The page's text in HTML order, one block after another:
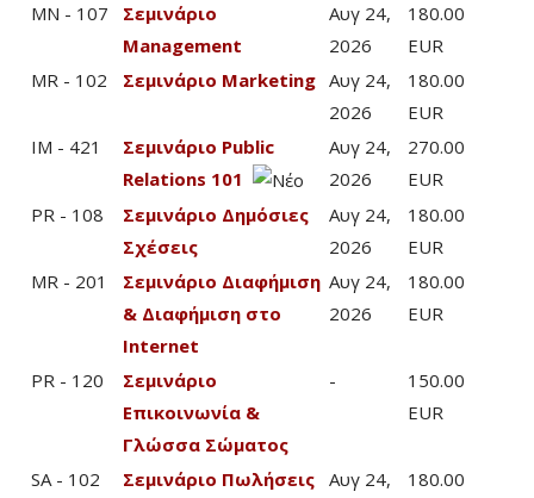
MN - 107
Σεμινάριο
Management
Αυγ 24,
2026
180.00
EUR
MR - 102
Σεμινάριο Marketing Αυγ 24,
2026
180.00
EUR
IM - 421
Σεμινάριο Public
Relations 101
Αυγ 24,
2026
270.00
EUR
PR - 108
Σεμινάριο Δημόσιες
Σχέσεις
Αυγ 24,
2026
180.00
EUR
MR - 201
Σεμινάριο Διαφήμιση
& Διαφήμιση στο
Internet
Αυγ 24,
2026
180.00
EUR
PR - 120
Σεμινάριο
Επικοινωνία &
Γλώσσα Σώματος
-
150.00
EUR
SA - 102 Σεμινάριο Πωλήσεις Αυγ 24,
180.00